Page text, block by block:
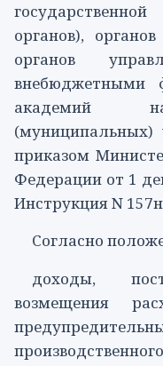
органов),
органов
внебюджетными
академий
(муниципальных)
приказом
Федерации от 1
Инструкция N
Согласно
доходы,
возмещения